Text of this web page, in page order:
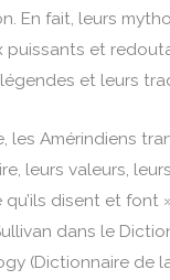
En fait, leurs
puissants et
et leurs
les Amérindiens
leurs valeurs,
disent et font
dans le
(Dictionnaire de